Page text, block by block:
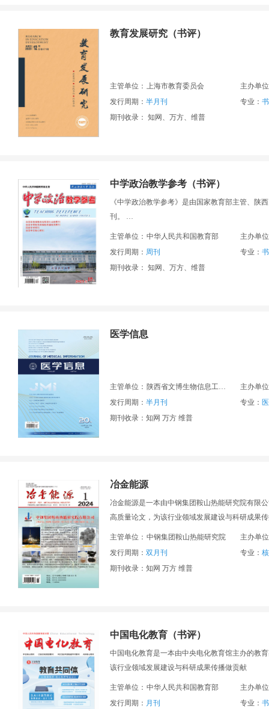
教育发展研究（书评）
主管单位： 上海市教育委员会
主办单
发行周期： 半月刊 专业：
期刊收录： 知网、万方、维普
中学政治教学参考（书评）
《中学政治教学参考》是由国家教育部主管、陕
刊。
主管单位： 中华人民共和国教育部
主办单
发行周期： 周刊 专业：
期刊收录： 知网、万方、维普
医学信息
主管单位： 陕西省文博生物信息工程研究所
主办单
发行周期： 半月刊 专业：
期刊收录：知网 万方 维普
冶金能源
冶金能源是一本由中钢集团鞍山热能研究院有限
高质量论文，为该行业领域发展建设与科研成果
主管单位： 中钢集团鞍山热能研究院
主办单
发行周期： 双月刊 专业：
期刊收录：知网 万方 维普
中国电化教育（书评）
中国电化教育是一本由中央电化教育馆主办的教
该行业领域发展建设与科研成果传播做贡献
主管单位： 中华人民共和国教育部
主办单
发行周期： 月刊 专业：